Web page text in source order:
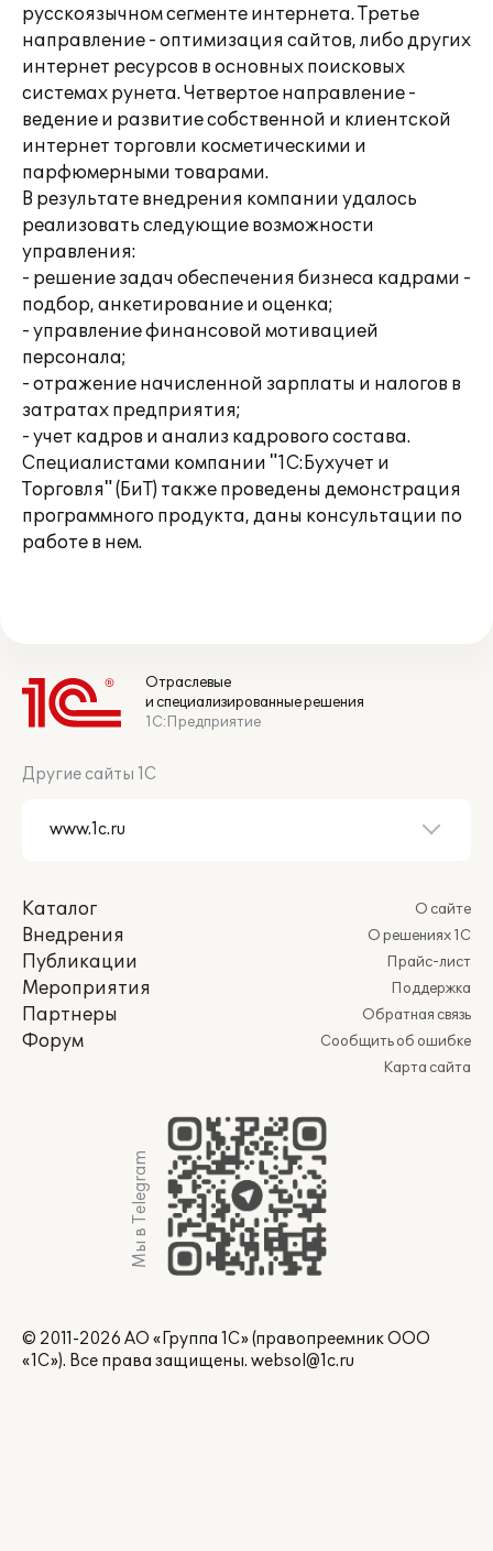
русскоязычном сегменте интернета. Третье
направление - оптимизация сайтов, либо других
интернет ресурсов в основных поисковых
системах рунета. Четвертое направление -
ведение и развитие собственной и клиентской
интернет торговли косметическими и
парфюмерными товарами.
В результате внедрения компании удалось
реализовать следующие возможности
управления:
- решение задач обеспечения бизнеса кадрами -
подбор, анкетирование и оценка;
- управление финансовой мотивацией
персонала;
- отражение начисленной зарплаты и налогов в
затратах предприятия;
- учет кадров и анализ кадрового состава.
Специалистами компании "1С:Бухучет и
Торговля" (БиТ) также проведены демонстрация
программного продукта, даны консультации по
работе в нем.
Отраслевые
и специализированные решения
1С:Предприятие
Другие сайты 1С
Каталог
Внедрения
Публикации
Мероприятия
Партнеры
Форум
О сайте
О решениях 1С
Прайс-лист
Поддержка
Обратная связь
Сообщить об ошибке
Карта сайта
Мы в Telegram
© 2011-2026 АО «Группа 1С» (правопреемник ООО
«1С»). Все права защищены. websol@1c.ru